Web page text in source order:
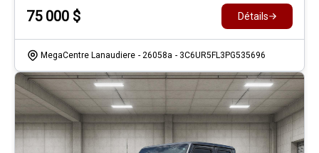
75 000 $ Détails
MegaCentre Lanaudiere - 26058a - 3C6UR5FL3PG535696